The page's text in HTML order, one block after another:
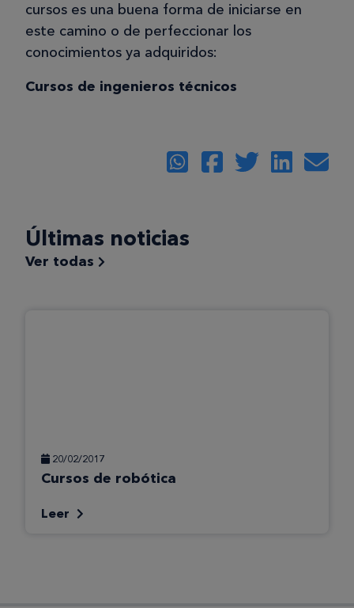
cursos es una buena forma de iniciarse en
este camino o de perfeccionar los
conocimientos ya adquiridos:
Cursos de ingenieros técnicos
Últimas noticias
Ver todas
20/02/2017
Cursos de robótica
Leer